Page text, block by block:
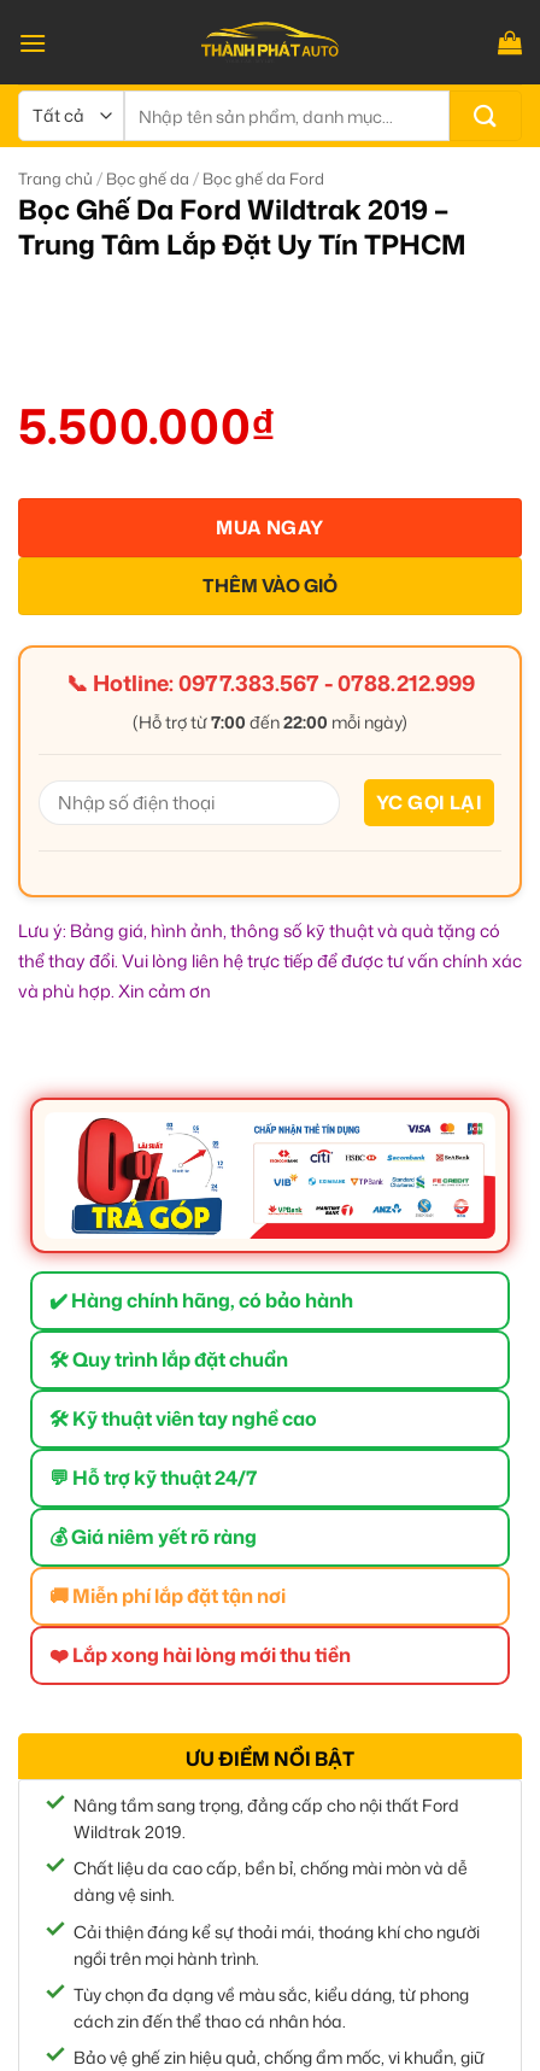
qua
dung
kiếm:
Trang chủ / Bọc ghế da / Bọc ghế da Ford
Bọc Ghế Da Ford Wildtrak 2019 –
Trung Tâm Lắp Đặt Uy Tín TPHCM
5.500.000₫
THÊM VÀO GIỎ
MUA NGAY
📞 Hotline:0977.383.567-0788.212.999
(Hỗ trợ từ7:00 đến22:00 mỗi ngày)
Lưu ý: Bảng giá, hình ảnh, thông số kỹ thuật và quà tặng có
thể thay đổi. Vui lòng liên hệ trực tiếp để được tư vấn chính xác
và phù hợp. Xin cảm ơn
✔️ Hàng chính hãng, có bảo hành
🛠 Quy trình lắp đặt chuẩn
🛠 Kỹ thuật viên tay nghề cao
💬 Hỗ trợ kỹ thuật 24/7
💰 Giá niêm yết rõ ràng
🚚 Miễn phí lắp đặt tận nơi
❤️ Lắp xong hài lòng mới thu tiền
ƯU ĐIỂM NỔI BẬT
Nâng tầm sang trọng, đẳng cấp cho nội thất Ford
Wildtrak 2019.
Chất liệu da cao cấp, bền bỉ, chống mài mòn và dễ
dàng vệ sinh.
Cải thiện đáng kể sự thoải mái, thoáng khí cho người
ngồi trên mọi hành trình.
Tùy chọn đa dạng về màu sắc, kiểu dáng, từ phong
cách zin đến thể thao cá nhân hóa.
Bảo vệ ghế zin hiệu quả, chống ẩm mốc, vi khuẩn, giữ